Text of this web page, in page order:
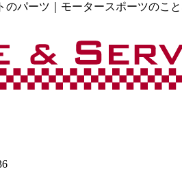
パーツ｜モータースポーツのこ